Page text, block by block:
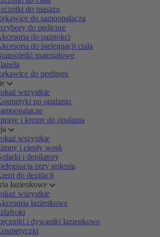
do masażu
do samoopalacza
do pedicure
do paznokci
do pielęgnacji ciała
materiałowe
do peelingu
wszystkie
po opalaniu
i kremy do opalania
wszystkie
i ciepły wosk
i depilatory
przy goleniu
do depilacji
łazienkowe
wszystkie
łazienkowe
i dywaniki łazienkowe